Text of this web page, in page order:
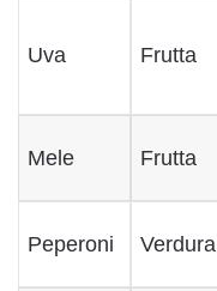
Uva Frutta
Mele Frutta
Peperoni Verdura